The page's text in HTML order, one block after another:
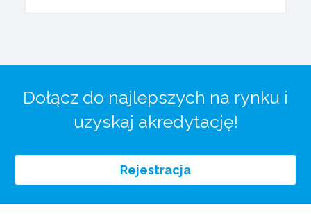
Dołącz do najlepszych na rynku i
uzyskaj akredytację!
Rejestracja